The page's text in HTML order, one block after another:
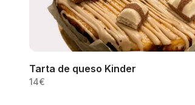
Tarta de queso Kinder
14€